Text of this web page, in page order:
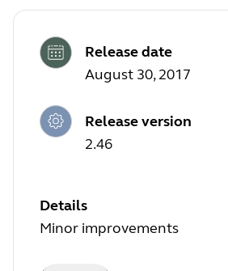
Release date
August 30, 2017
Release version
2.46
Details
Minor improvements